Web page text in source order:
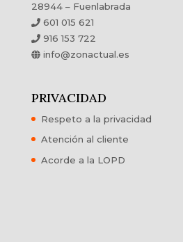
28944 – Fuenlabrada
601 015 621
916 153 722
info@zonactual.es
PRIVACIDAD
Respeto a la privacidad
Atención al cliente
Acorde a la LOPD